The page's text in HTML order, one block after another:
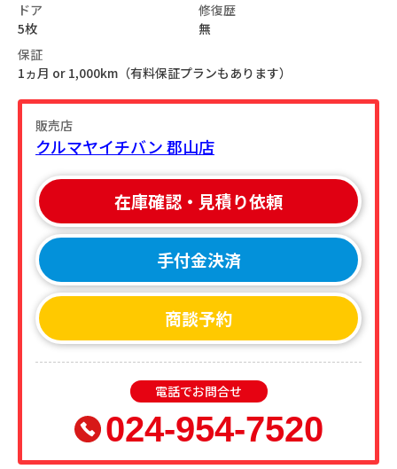
ドア
5枚
修復歴
無
保証
1ヵ月 or 1,000km（有料保証プランもあります）
販売店
クルマヤイチバン 郡山店
在庫確認・見積り依頼
手付金決済
商談予約
電話でお問合せ
024-954-7520